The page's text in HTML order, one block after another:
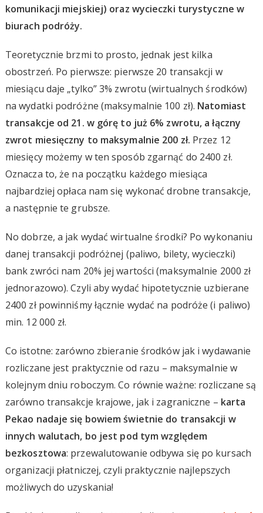
komunikacji miejskiej) oraz wycieczki turystyczne w
biurach podróży.
Teoretycznie brzmi to prosto, jednak jest kilka
obostrzeń. Po pierwsze: pierwsze 20 transakcji w
miesiącu daje „tylko” 3% zwrotu (wirtualnych środków)
na wydatki podróżne (maksymalnie 100 zł). Natomiast
transakcje od 21. w górę to już 6% zwrotu, a łączny
zwrot miesięczny to maksymalnie 200 zł. Przez 12
miesięcy możemy w ten sposób zgarnąć do 2400 zł.
Oznacza to, że na początku każdego miesiąca
najbardziej opłaca nam się wykonać drobne transakcje,
a następnie te grubsze.
No dobrze, a jak wydać wirtualne środki? Po wykonaniu
danej transakcji podróżnej (paliwo, bilety, wycieczki)
bank zwróci nam 20% jej wartości (maksymalnie 2000 zł
jednorazowo). Czyli aby wydać hipotetycznie uzbierane
2400 zł powinniśmy łącznie wydać na podróże (i paliwo)
min. 12 000 zł.
Co istotne: zarówno zbieranie środków jak i wydawanie
rozliczane jest praktycznie od razu – maksymalnie w
kolejnym dniu roboczym. Co równie ważne: rozliczane są
zarówno transakcje krajowe, jak i zagraniczne – karta
Pekao nadaje się bowiem świetnie do transakcji w
innych walutach, bo jest pod tym względem
bezkosztowa: przewalutowanie odbywa się po kursach
organizacji płatniczej, czyli praktycznie najlepszych
możliwych do uzyskania!